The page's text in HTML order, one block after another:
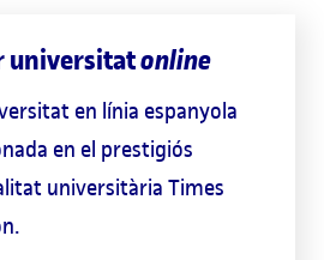
universitatonline
en línia espanyola
en el prestigiós
universitària Times